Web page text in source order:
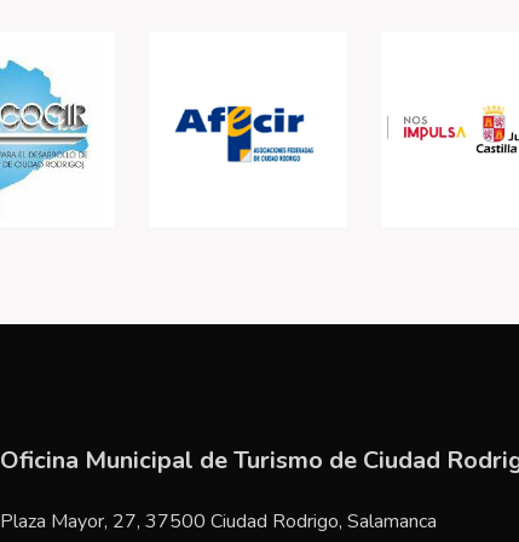
Oficina Municipal de Turismo de Ciudad
Plaza Mayor, 27, 37500 Ciudad Rodrigo, Salamanca